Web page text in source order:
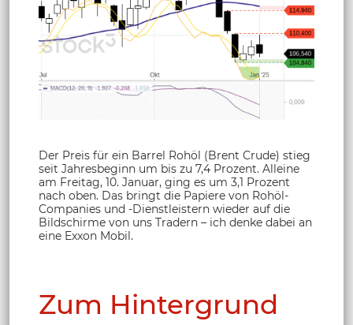
Der Preis für ein Barrel Rohöl (Brent Crude) stieg
seit Jahresbeginn um bis zu 7,4 Prozent. Alleine
am Freitag, 10. Januar, ging es um 3,1 Prozent
nach oben. Das bringt die Papiere von Rohöl-
Companies und -Dienstleistern wieder auf die
Bildschirme von uns Tradern – ich denke dabei an
eine Exxon Mobil.
Zum Hintergrund